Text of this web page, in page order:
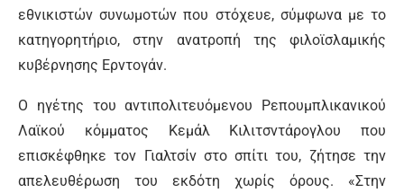
εθνικιστών συνωμοτών που στόχευε, σύμφωνα με το
κατηγορητήριο, στην ανατροπή της φιλοϊσλαμικής
κυβέρνησης Ερντογάν.
Ο ηγέτης του αντιπολιτευόμενου Ρεπουμπλικανικού
Λαϊκού κόμματος Κεμάλ Κιλιτσντάρογλου που
επισκέφθηκε τον Γιαλτσίν στο σπίτι του, ζήτησε την
απελευθέρωση του εκδότη χωρίς όρους. «Στην